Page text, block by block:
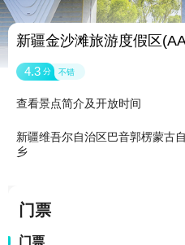
新疆金沙滩旅游度假区
4.3 分 不错
查看景点简介及开放时间
新疆维吾尔自治区巴音郭楞蒙古
乡
门票
门票